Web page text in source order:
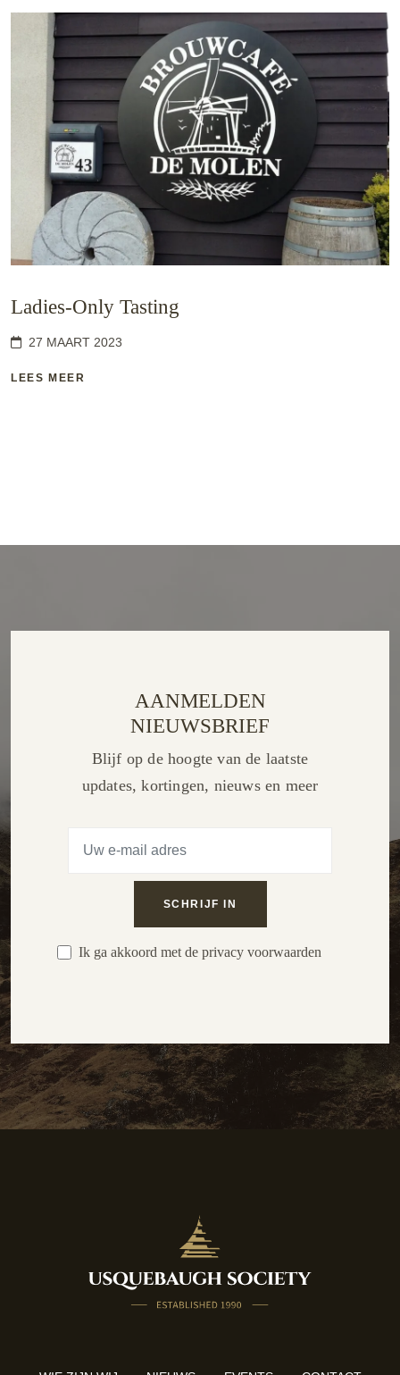
Ladies-Only Tasting
27 MAART 2023
LEES MEER
AANMELDEN
NIEUWSBRIEF
Blijf op de hoogte van de laatste
updates, kortingen, nieuws en meer
Ik ga akkoord met de privacy voorwaarden